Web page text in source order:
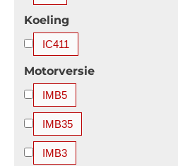
Koeling
IC411
Motorversie
IMB5
IMB35
IMB3